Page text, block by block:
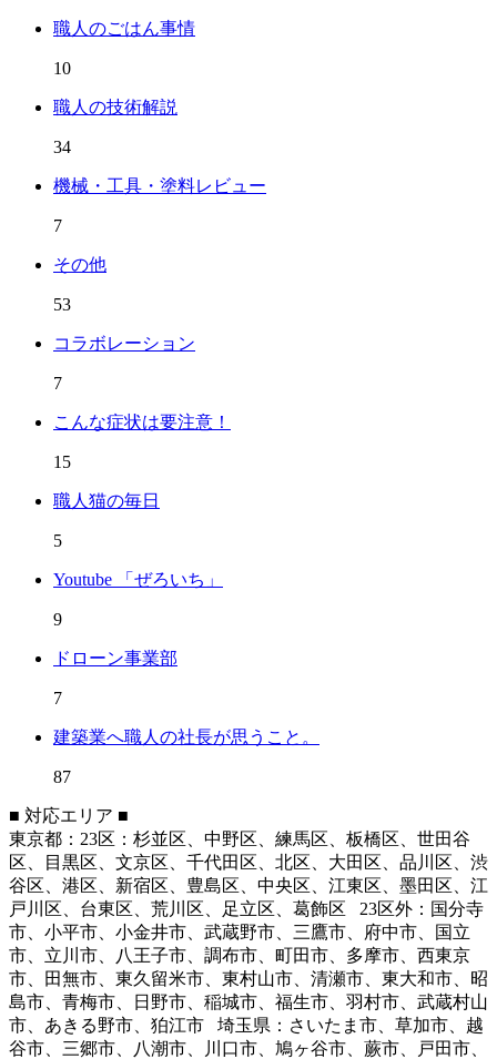
職人のごはん事情
10
職人の技術解説
34
機械・工具・塗料レビュー
7
その他
53
コラボレーション
7
こんな症状は要注意！
15
職人猫の毎日
5
Youtube 「ぜろいち」
9
ドローン事業部
7
建築業へ職人の社長が思うこと。
87
■ 対応エリア ■
東京都：23区：杉並区、中野区、練馬区、板橋区、世田谷
区、目黒区、文京区、千代田区、北区、大田区、品川区、渋
谷区、港区、新宿区、豊島区、中央区、江東区、墨田区、江
戸川区、台東区、荒川区、足立区、葛飾区 23区外：国分寺
市、小平市、小金井市、武蔵野市、三鷹市、府中市、国立
市、立川市、八王子市、調布市、町田市、多摩市、西東京
市、田無市、東久留米市、東村山市、清瀬市、東大和市、昭
島市、青梅市、日野市、稲城市、福生市、羽村市、武蔵村山
市、あきる野市、狛江市 埼玉県：さいたま市、草加市、越
谷市、三郷市、八潮市、川口市、鳩ヶ谷市、蕨市、戸田市、